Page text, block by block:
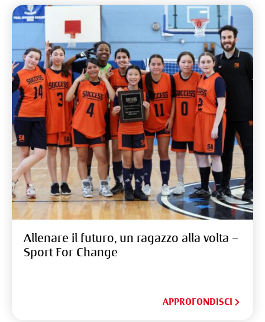
Allenare il futuro, un ragazzo alla volta –
Sport For Change
APPROFONDISCI